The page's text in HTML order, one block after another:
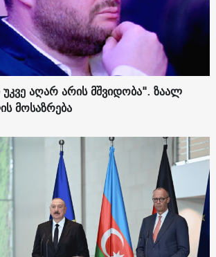
აღარ არის მშვიდობა". ზაალ
მოსაზრება